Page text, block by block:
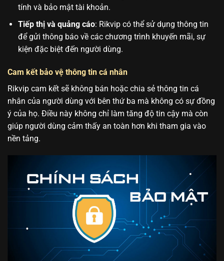
tính và bảo mật tài khoản.
Tiếp thị và quảng cáo: Rikvip có thể sử dụng thông tin
để gửi thông báo về các chương trình khuyến mãi, sự
kiện đặc biệt đến người dùng.
Cam kết bảo vệ thông tin cá nhân
Rikvip cam kết sẽ không bán hoặc chia sẻ thông tin cá
nhân của người dùng với bên thứ ba mà không có sự đồng
ý của họ. Điều này không chỉ làm tăng độ tin cậy mà còn
giúp người dùng cảm thấy an toàn hơn khi tham gia vào
nền tảng.